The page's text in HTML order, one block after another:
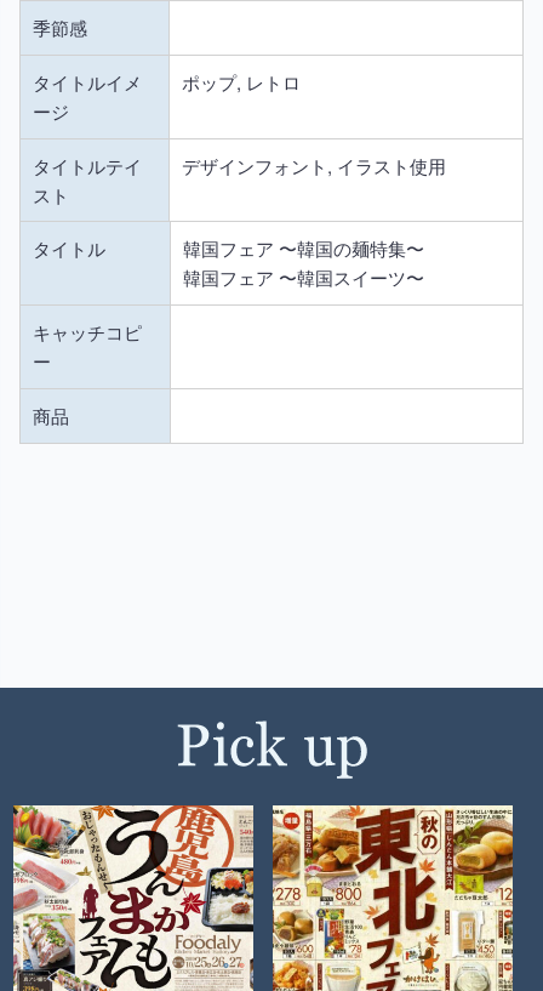
季節感
タイトルイメ
ージ
ポップ, レトロ
タイトルテイ
スト
デザインフォント, イラスト使用
タイトル
韓国フェア 〜韓国の麺特集〜
韓国フェア 〜韓国スイーツ〜
キャッチコピ
ー
商品